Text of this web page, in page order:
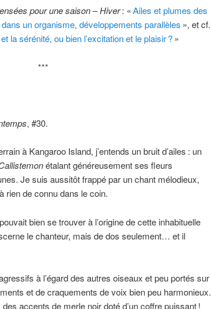
pour une saison – Hiver: «Ailes et plumes des
un organisme, développements parallèles », et cf.
la sérénité, ou bien l’excitation et le plaisir?»
***
, #30.
à Kangaroo Island, j’entends un bruit d’ailes : un
étalant généreusement ses fleurs
Je suis aussitôt frappé par un chant mélodieux,
rien de connu dans le coin.
bien se trouver à l’origine de cette inhabituelle
le chanteur, mais de dos seulement… et il
à l’égard des autres oiseaux et peu portés sur
et de craquements de voix bien peu harmonieux.
accents de merle noir doté d’un coffre puissant!